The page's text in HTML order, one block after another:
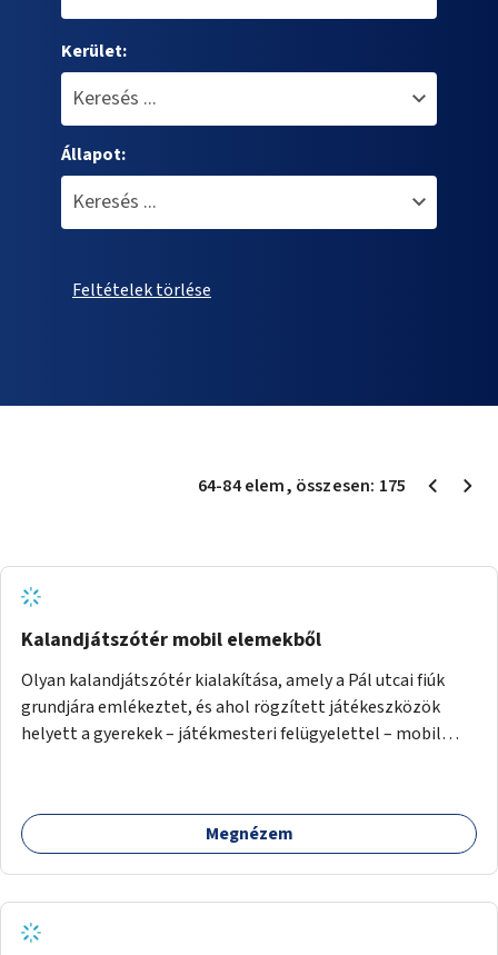
Kerület:
Állapot:
Feltételek törlése
64-84elem, összesen: 175
Kalandjátszótér mobil elemekből
Olyan kalandjátszótér kialakítása, amely a Pál utcai fiúk
grundjára emlékeztet, és ahol rögzített játékeszközök
helyett a gyerekek – játékmesteri felügyelettel – mobil
intézményeiben és programjain kialakítható pop-up
játszóterek eszközeiként is hasznosíthatók.
Megnézem